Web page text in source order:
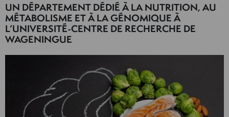
UN DÉPARTEMENT DÉDIÉ À LA NUTRITION, AU
MÉTABOLISME ET À LA GÉNOMIQUE À
L’UNIVERSITÉ-CENTRE DE RECHERCHE DE
WAGENINGUE